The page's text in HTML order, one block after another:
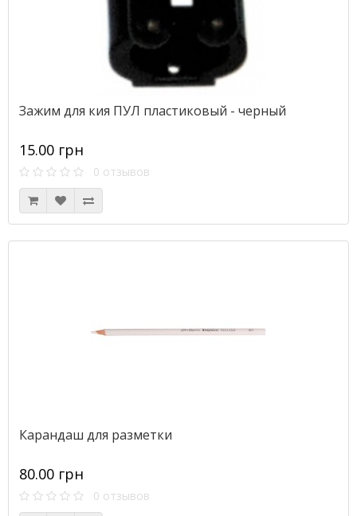
Зажим для кия ПУЛ пластиковый - черный
15.00 грн
0 отзывов
Карандаш для разметки
80.00 грн
0 отзывов